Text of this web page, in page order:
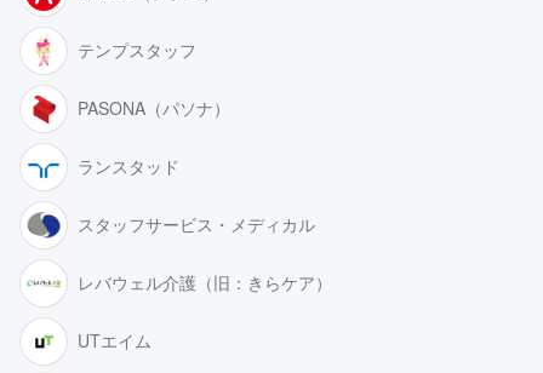
テンプスタッフ
PASONA（パソナ）
ランスタッド
スタッフサービス・メディカル
レバウェル介護（旧：きらケア）
UTエイム